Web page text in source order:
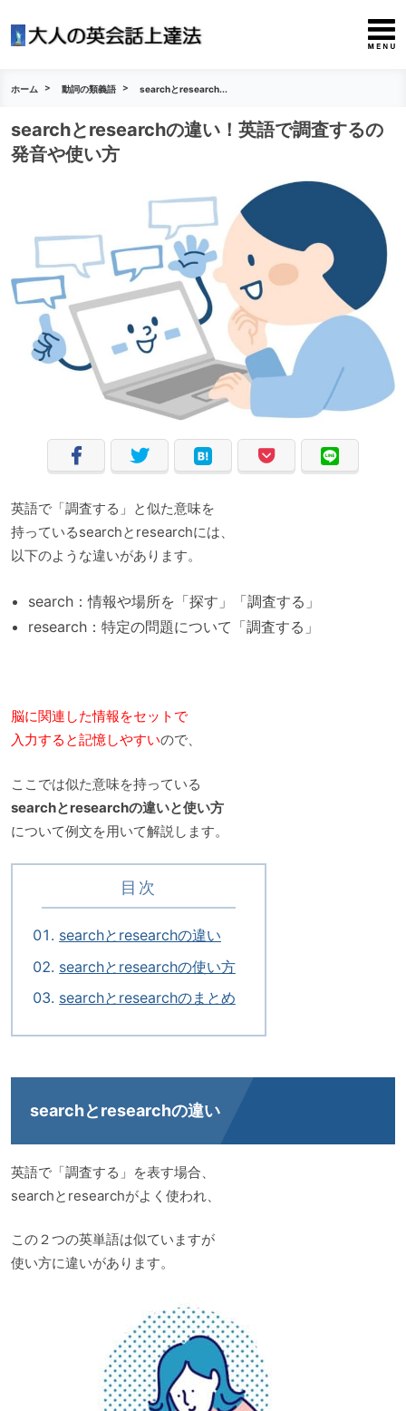
ホーム 動詞の類義語 searchとresearch...
searchとresearchの違い！英語で調査するの
発音や使い方
英語で「調査する」と似た意味を
持っているsearchとresearchには、
以下のような違いがあります。
search：情報や場所を「探す」「調査する」
research：特定の問題について「調査する」
脳に関連した情報をセットで
入力すると記憶しやすいので、
ここでは似た意味を持っている
searchとresearchの違いと使い方
について例文を用いて解説します。
目次
searchとresearchの違い
searchとresearchの使い方
searchとresearchのまとめ
searchとresearchの違い
英語で「調査する」を表す場合、
searchとresearchがよく使われ、
この２つの英単語は似ていますが
使い方に違いがあります。